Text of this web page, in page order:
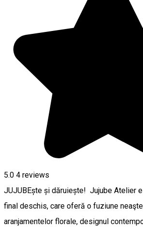
5.0 4 reviews
JUJUBEște și dăruiește! Jujube Atelier
final deschis, care oferă o fuziune
aranjamentelor florale, designul